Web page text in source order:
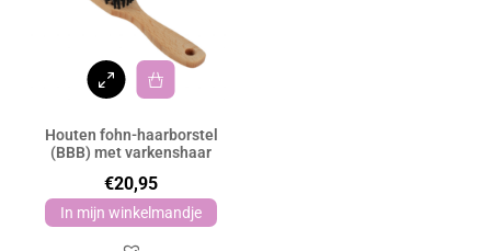
Houten fohn-haarborstel
(BBB) met varkenshaar
€20,95
In mijn winkelmandje